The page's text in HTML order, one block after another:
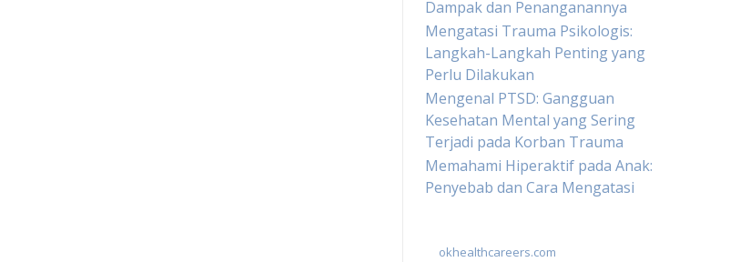
Dampak dan Penanganannya
Mengatasi Trauma Psikologis:
Langkah-Langkah Penting yang
Perlu Dilakukan
Mengenal PTSD: Gangguan
Kesehatan Mental yang Sering
Terjadi pada Korban Trauma
Memahami Hiperaktif pada Anak:
Penyebab dan Cara Mengatasi
okhealthcareers.com